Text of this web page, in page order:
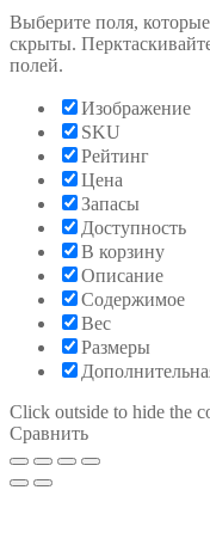
Выберите поля,
скрыты.
полей.
Изображение
SKU
Рейтинг
Цена
Запасы
Доступность
В корзину
Описание
Содержимое
Вес
Размеры
Click outside to hide the
Сравнить